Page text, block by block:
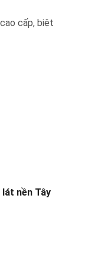
cấp, biệt
lát nền Tây